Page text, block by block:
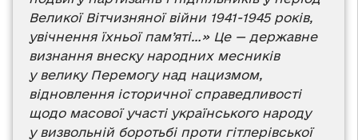
Великої Вітчизняної війни 1941-1945 років,
увічнення їхньої пам’яті…» Це — державне
визнання внеску народних месників
у велику Перемогу над нацизмом,
відновлення історичної справедливості
щодо масової участі українського народу
у визвольній боротьбі проти гітлерівської